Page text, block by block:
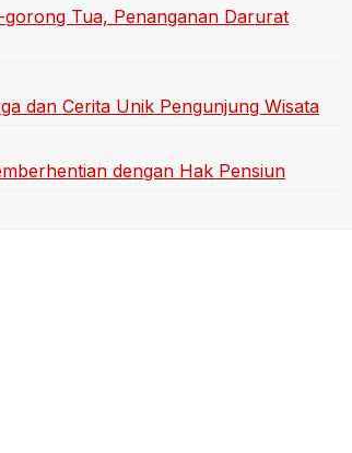
Tua, Penanganan Darurat
dan Cerita Unik Pengunjung Wisata
dengan Hak Pensiun